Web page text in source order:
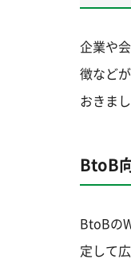
企業や
徴など
おきまし
BtoB
BtoBの
定して